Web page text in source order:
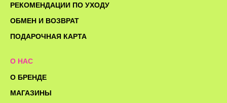
О НАС
О БРЕНДЕ
МАГАЗИНЫ
ОБМЕН И ВОЗВРАТ
ПОДАРОЧНАЯ КАРТА
РЕКОМЕНДАЦИИ ПО УХОДУ